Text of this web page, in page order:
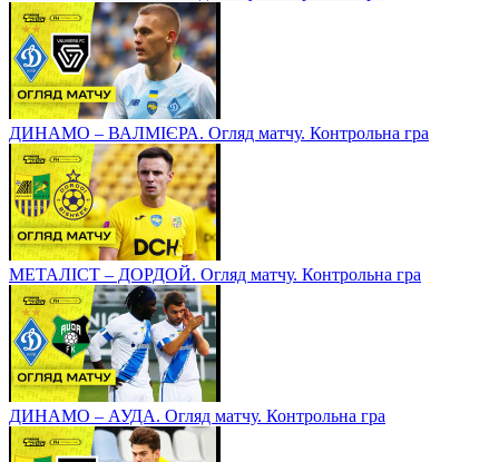
ДИНАМО – ВАЛМІЄРА. Огляд матчу. Контрольна гра
МЕТАЛІСТ – ДОРДОЙ. Огляд матчу. Контрольна гра
ДИНАМО – АУДА. Огляд матчу. Контрольна гра